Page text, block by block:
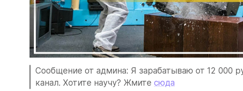
Сообщение от админа: Я зарабатываю от 12 000
канал. Хотите научу? Жмите сюда